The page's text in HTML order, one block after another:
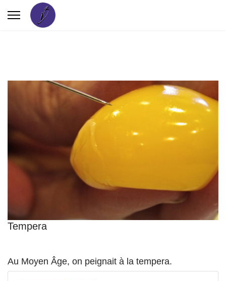
Tempera
Au Moyen Âge, on peignait à la tempera.